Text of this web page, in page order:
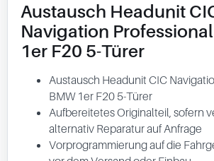
Austausch Headunit
Navigation
1er F20 5-Türer
Austausch Headunit CIC
BMW 1er F20 5-Türer
Aufbereitetes Originalteil, sofern
alternativ Reparatur auf Anfrage
Vorprogrammierung auf die